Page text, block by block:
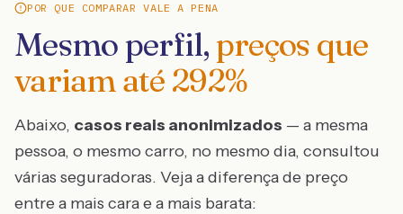
POR QUE COMPARAR VALE A PENA
Mesmo perfil, preços que
variam até 292%
Abaixo, casos reais anonimizados — a mesma
pessoa, o mesmo carro, no mesmo dia, consultou
várias seguradoras. Veja a diferença de preço
entre a mais cara e a mais barata: